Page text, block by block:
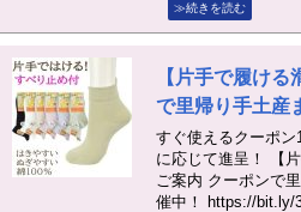
≫続きを読む
【片手で履け
で里帰り手土産
すぐ使えるクーポ
に応じて進呈！ 【
ご案内 クーポンで
催中！ https://bit.ly/